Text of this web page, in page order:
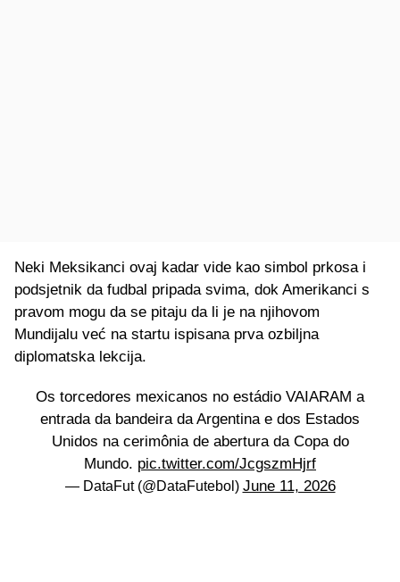
Neki Meksikanci ovaj kadar vide kao simbol prkosa i
podsjetnik da fudbal pripada svima, dok Amerikanci s
pravom mogu da se pitaju da li je na njihovom
Mundijalu već na startu ispisana prva ozbiljna
diplomatska lekcija.
Os torcedores mexicanos no estádio VAIARAM a
entrada da bandeira da Argentina e dos Estados
Unidos na cerimônia de abertura da Copa do
Mundo. pic.twitter.com/JcgszmHjrf
— DataFut (@DataFutebol) June 11, 2026